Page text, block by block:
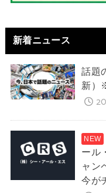
新着ニュース
話題
新）
ール
ャン
今が